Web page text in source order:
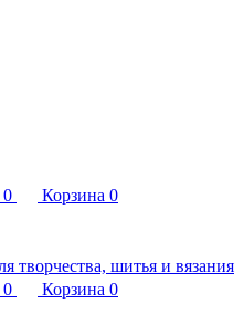
0 Корзина 0
0 Корзина 0